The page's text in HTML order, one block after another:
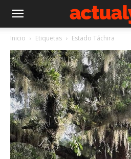
Inicio Etiquetas Estado Táchira